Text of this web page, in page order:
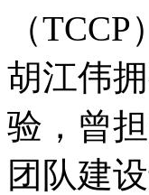
（
胡江伟
验，曾
团队建设